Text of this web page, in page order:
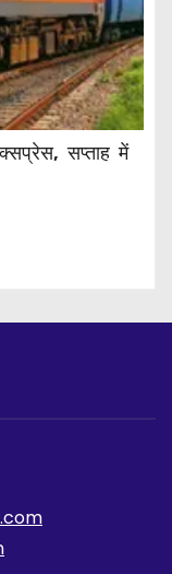
सप्ताह में